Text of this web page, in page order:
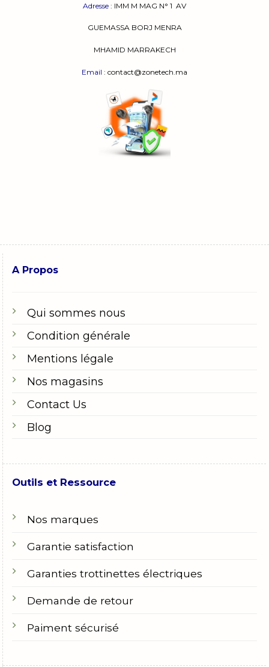
Adresse : IMM M MAG N° 1 AV
GUEMASSA BORJ MENRA
MHAMID MARRAKECH
Email : contact@zonetech.ma
A Propos
Qui sommes nous
Condition générale
Mentions légale
Nos magasins
Contact Us
Blog
Outils et Ressource
Nos marques
Garantie satisfaction
Garanties trottinettes électriques
Demande de retour
Paiment sécurisé